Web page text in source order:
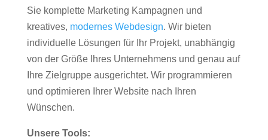
Sie komplette Marketing Kampagnen und
kreatives, modernes Webdesign. Wir bieten
individuelle Lösungen für Ihr Projekt, unabhängig
von der Größe Ihres Unternehmens und genau auf
Ihre Zielgruppe ausgerichtet. Wir programmieren
und optimieren Ihrer Website nach Ihren
Wünschen.
Unsere Tools: